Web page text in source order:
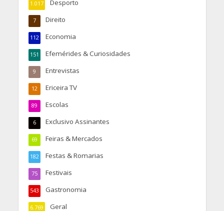
Desporto
1.017
Direito
7
Economia
112
Efemérides & Curiosidades
151
Entrevistas
9
Ericeira TV
12
Escolas
89
Exclusivo Assinantes
6
Feiras & Mercados
69
Festas & Romarias
182
Festivais
75
Gastronomia
543
Geral
6.769